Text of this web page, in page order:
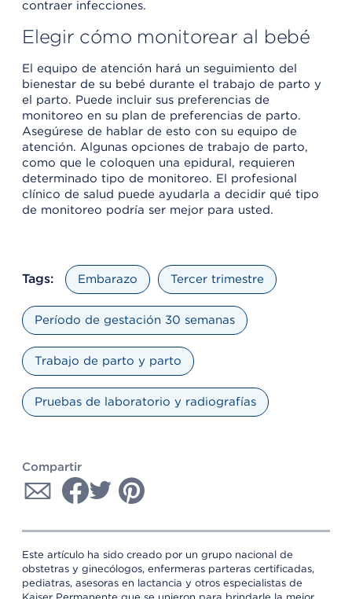
contraer infecciones.
Elegir cómo monitorear al bebé
El equipo de atención hará un seguimiento del
bienestar de su bebé durante el trabajo de parto y
el parto. Puede incluir sus preferencias de
monitoreo en su plan de preferencias de parto.
Asegúrese de hablar de esto con su equipo de
atención. Algunas opciones de trabajo de parto,
como que le coloquen una epidural, requieren
determinado tipo de monitoreo. El profesional
clínico de salud puede ayudarla a decidir qué tipo
de monitoreo podría ser mejor para usted.
Tags: Embarazo Tercer trimestre
Período de gestación 30 semanas
Trabajo de parto y parto
Pruebas de laboratorio y radiografías
Compartir
Este artículo ha sido creado por un grupo nacional de
obstetras y ginecólogos, enfermeras parteras certificadas,
pediatras, asesoras en lactancia y otros especialistas de